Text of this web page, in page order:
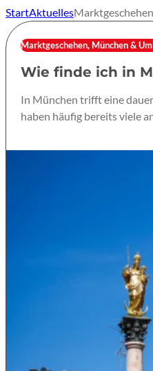
StartAktuellesMarktgeschehen
Marktgeschehen, München &
Wie finde ich in
In München trifft eine
haben häufig bereits viele